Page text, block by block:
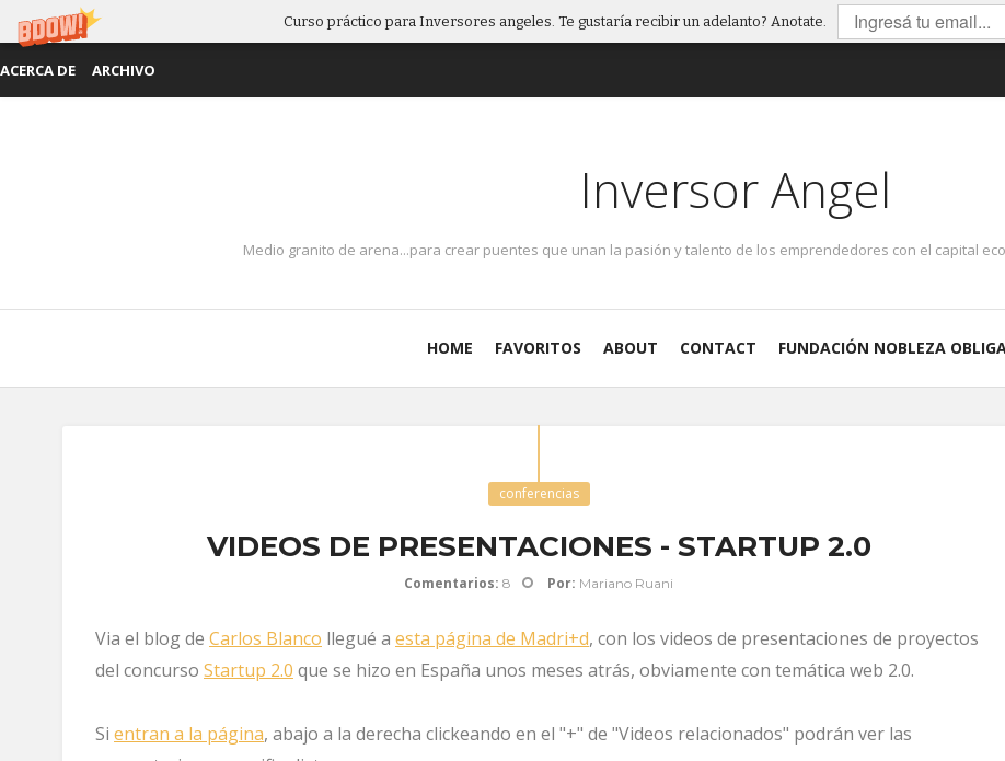
Curso práctico para Inversores angeles. Te gustaría recibir un adelanto? Anotate.
ACERCA DE ARCHIVO
Inversor Angel
Medio granito de arena...para crear puentes que unan la pasión y talento de los emprendedores con el capital
HOME FAVORITOS ABOUT CONTACT FUNDACIÓN NOBLEZA
conferencias
VIDEOS DE PRESENTACIONES - STARTUP 2.0
Comentarios: 8 Por: Mariano Ruani
Via el blog de Carlos Blanco llegué a esta página de Madri+d, con los videos de presentaciones de proyectos
del concurso Startup 2.0 que se hizo en España unos meses atrás, obviamente con temática web 2.0.
Si entran a la página, abajo a la derecha clickeando en el "+" de "Videos relacionados" podrán ver las